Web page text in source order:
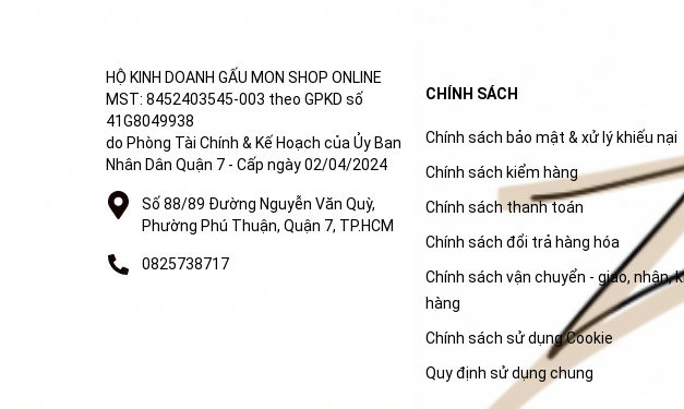
HỘ KINH DOANH GẤU MON SHOP ONLINE
MST: 8452403545-003 theo GPKD số
41G8049938
do Phòng Tài Chính & Kế Hoạch của Ủy Ban
Nhân Dân Quận 7 - Cấp ngày 02/04/2024
Số 88/89 Đường Nguyễn Văn Quỳ,
Phường Phú Thuận, Quận 7, TP.HCM
0825738717
CHÍNH SÁCH
Chính sách bảo mật & xử lý khiếu nại
Chính sách kiểm hàng
Chính sách thanh toán
Chính sách đổi trả hàng hóa
Chính sách vận chuyển - giao, nhận,
hàng
Chính sách sử dụng Cookie
Quy định sử dụng chung